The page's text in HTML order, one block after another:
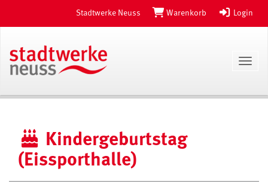
Stadtwerke Neuss Warenkorb Login
Kindergeburtstag
(Eissporthalle)